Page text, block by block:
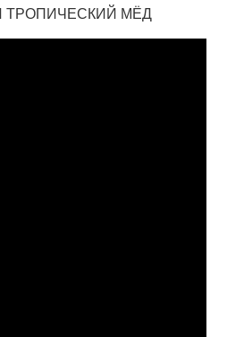
МЁД